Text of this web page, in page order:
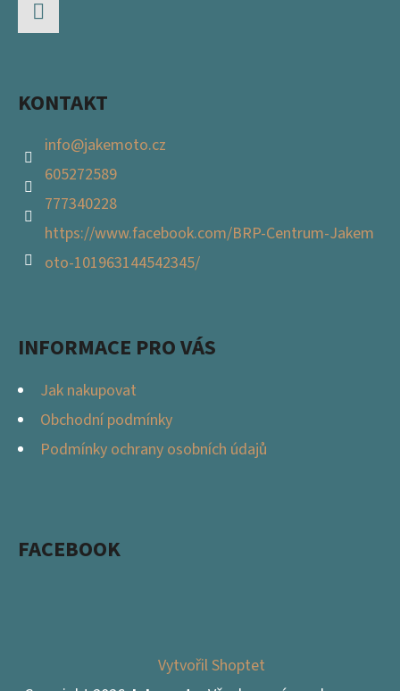
KONTAKT
info@jakemoto.cz
605272589
777340228
https://www.facebook.com/BRP-Centrum-Jakem
oto-101963144542345/
INFORMACE PRO VÁS
Jak nakupovat
Obchodní podmínky
Podmínky ochrany osobních údajů
FACEBOOK
Vytvořil Shoptet